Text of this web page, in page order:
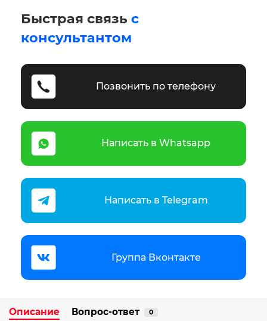
Быстрая связь с
консультантом
Позвонить по телефону
Написать в Whatsapp
Написать в Telegram
Группа Вконтакте
Описание Вопрос-ответ 0